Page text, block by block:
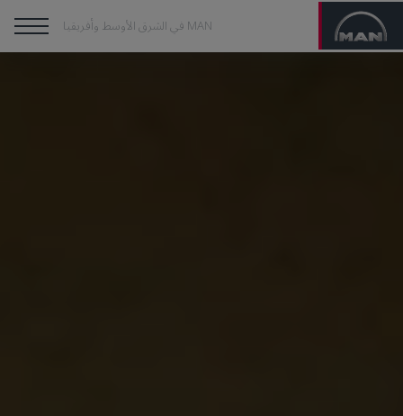
MAN في الشرق الأوسط وأفريقيا